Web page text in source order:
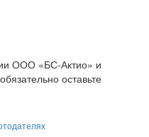
ООО «БС-Актио» и
оставьте